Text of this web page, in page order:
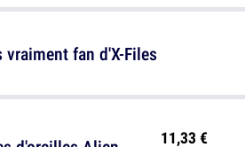
11,33 €
fan d'X-Files